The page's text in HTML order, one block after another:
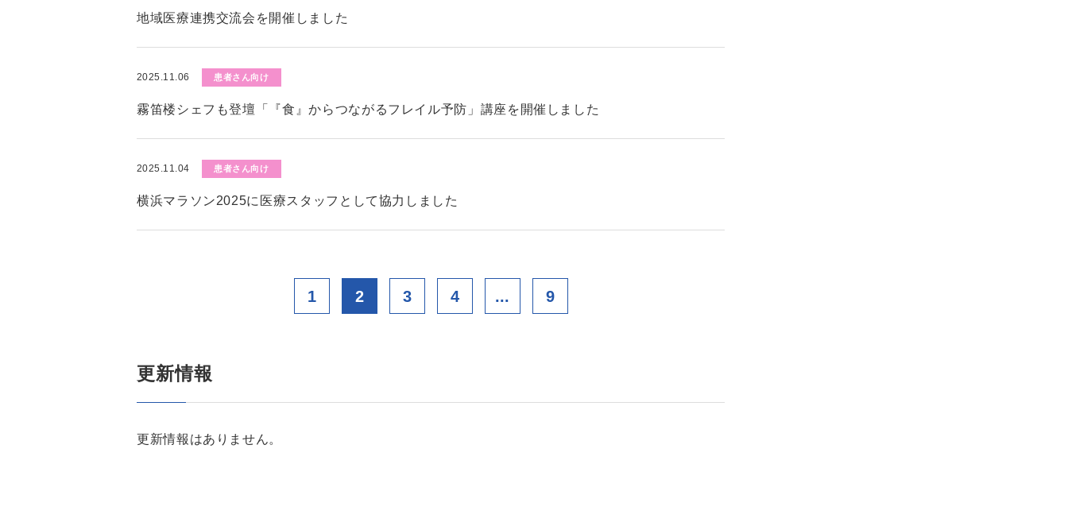
地域医療連携交流会を開催しました
2025.11.06 患者さん向け
霧笛楼シェフも登壇「『食』からつながるフレイル予防」講座を開催しました
2025.11.04 患者さん向け
横浜マラソン2025に医療スタッフとして協力しました
1 2 3 4 ... 9
更新情報
更新情報はありません。